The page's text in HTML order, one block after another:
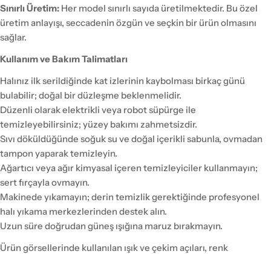
Sınırlı Üretim: Her model sınırlı sayıda üretilmektedir. Bu özel
üretim anlayışı, seccadenin özgün ve seçkin bir ürün olmasını
sağlar.
Kullanım ve Bakım Talimatları
Halınız ilk serildiğinde kat izlerinin kaybolması birkaç günü
bulabilir; doğal bir düzleşme beklenmelidir.
Düzenli olarak elektrikli veya robot süpürge ile
temizleyebilirsiniz; yüzey bakımı zahmetsizdir.
Sıvı döküldüğünde soğuk su ve doğal içerikli sabunla, ovmadan
tampon yaparak temizleyin.
Ağartıcı veya ağır kimyasal içeren temizleyiciler kullanmayın;
sert fırçayla ovmayın.
Makinede yıkamayın; derin temizlik gerektiğinde profesyonel
halı yıkama merkezlerinden destek alın.
Uzun süre doğrudan güneş ışığına maruz bırakmayın.
Ürün görsellerinde kullanılan ışık ve çekim açıları, renk